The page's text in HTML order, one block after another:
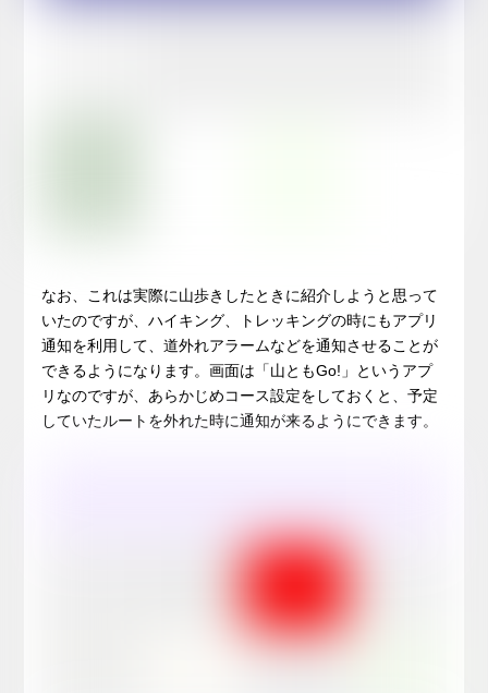
なお、これは実際に山歩きしたときに紹介しようと思って
いたのですが、ハイキング、トレッキングの時にもアプリ
通知を利用して、道外れアラームなどを通知させることが
できるようになります。画面は「山ともGo!」というアプ
リなのですが、あらかじめコース設定をしておくと、予定
していたルートを外れた時に通知が来るようにできます。